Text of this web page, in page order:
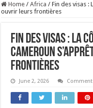
Home / Africa / Fin des visas :
ouvrir leurs frontières
Fin des visas : La
Cameroun
frontières
June 2, 2026